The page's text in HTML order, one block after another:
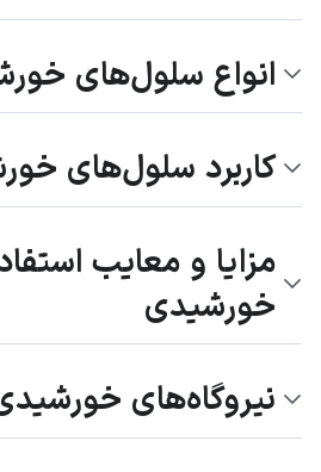
انواع سلول‌های
کاربرد سلول‌های
مزایا و معایب
خورشیدی
نیروگاه‌های